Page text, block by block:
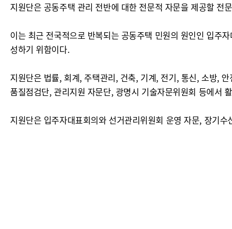
지원단은 공동주택 관리 전반에 대한 전문적 자문을 제공할 전
이는 최근 전국적으로 반복되는 공동주택 민원의 원인인 입주
성하기 위함이다.
지원단은 법률, 회계, 주택관리, 건축, 기계, 전기, 통신, 소방,
품질점검단, 관리지원 자문단, 광명시 기술자문위원회 등에서
지원단은 입주자대표회의와 선거관리위원회 운영 자문, 장기